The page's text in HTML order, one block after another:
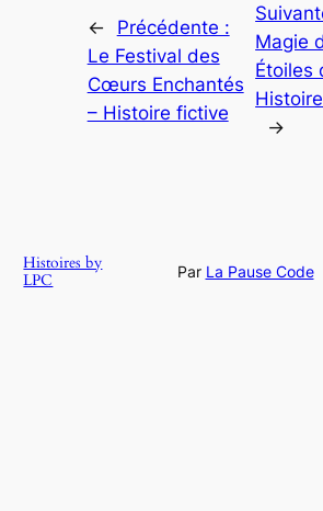
←
Précédente :
Le Festival des
Cœurs Enchantés
– Histoire fictive
Magie
Étoiles
→
Histoires by
LPC
Par La Pause Code